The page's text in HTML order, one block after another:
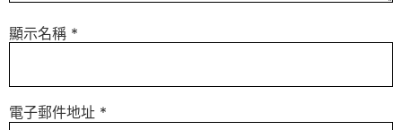
顯示名稱 *
電子郵件地址 *